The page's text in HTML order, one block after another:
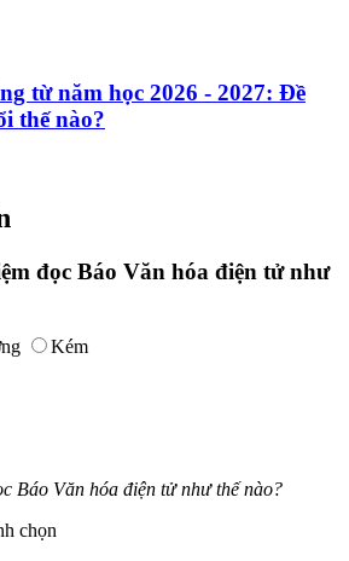
từ năm học 2026 - 2027: Đề
thế nào?
đọc Báo Văn hóa điện tử như
Kém
Báo Văn hóa điện tử như thế nào?
chọn